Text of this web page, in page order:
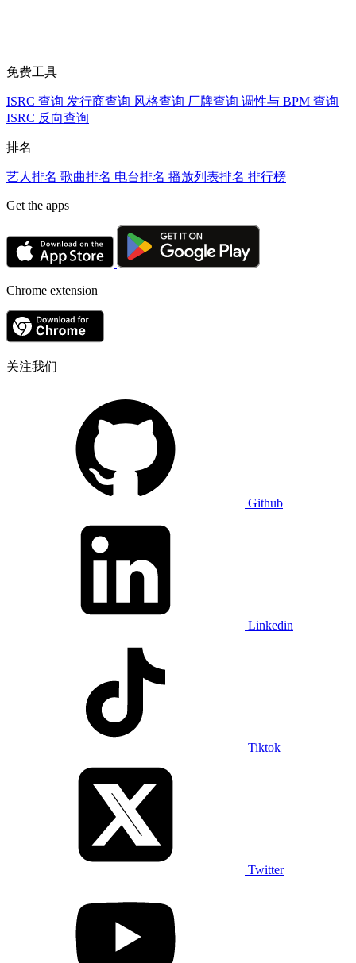
免费工具
ISRC 查询 发行商查询 风格查询 厂牌查询 调性与 BPM 查询
ISRC 反向查询
排名
艺人排名 歌曲排名 电台排名 播放列表排名 排行榜
Get the apps
Chrome extension
关注我们
Github
Linkedin
Tiktok
Twitter